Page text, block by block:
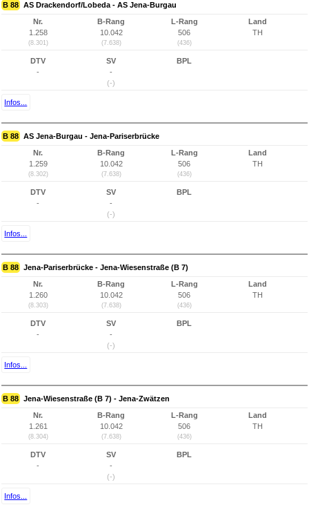
B 88 AS Drackendorf/Lobeda - AS Jena-Burgau
Nr.
1.258
(8.301)
B-Rang
10.042
(7.638)
L-Rang
506
(436)
Land
TH
DTV
-
SV
-
(-)
BPL
Infos...
B 88 AS Jena-Burgau - Jena-Pariserbrücke
Nr.
1.259
(8.302)
B-Rang
10.042
(7.638)
L-Rang
506
(436)
Land
TH
DTV
-
SV
-
(-)
BPL
Infos...
B 88 Jena-Pariserbrücke - Jena-Wiesenstraße (B 7)
Nr.
1.260
(8.303)
B-Rang
10.042
(7.638)
L-Rang
506
(436)
Land
TH
DTV
-
SV
-
(-)
BPL
Infos...
B 88 Jena-Wiesenstraße (B 7) - Jena-Zwätzen
Nr.
1.261
(8.304)
B-Rang
10.042
(7.638)
L-Rang
506
(436)
Land
TH
DTV
-
SV
-
(-)
BPL
Infos...